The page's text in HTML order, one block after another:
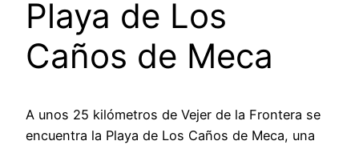
Playa de Los
Caños de Meca
A unos 25 kilómetros de Vejer de la Frontera se
encuentra la Playa de Los Caños de Meca, una